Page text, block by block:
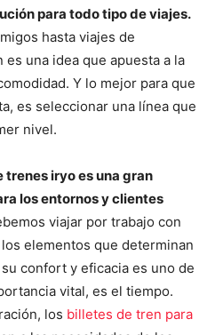
para todo tipo de viajes.
hasta viajes de
una idea que apuesta a la
Y lo mejor para que
es seleccionar una línea que
nivel.
trenes iryo es una gran
los entornos y clientes
viajar por trabajo con
elementos que determinan
confort y eficacia es uno de
vital, es el tiempo.
los billetes de tren para